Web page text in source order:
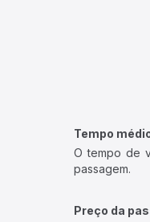
Tempo
O tempo de
passagem.
Preço da